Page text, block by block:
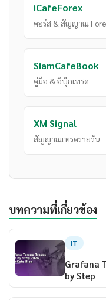
iCafeForex
คอร์ส & สัญญาณ
SiamCafeBook
คู่มือ & อีบุ๊กเทรด
XM Signal
สัญญาณเทรดรายวัน
บทความที่เกี่ยวข้อง
IT
Grafana
by Step